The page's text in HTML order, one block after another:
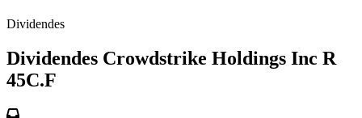
Dividendes
Dividendes Crowdstrike Holdings Inc R
45C.F